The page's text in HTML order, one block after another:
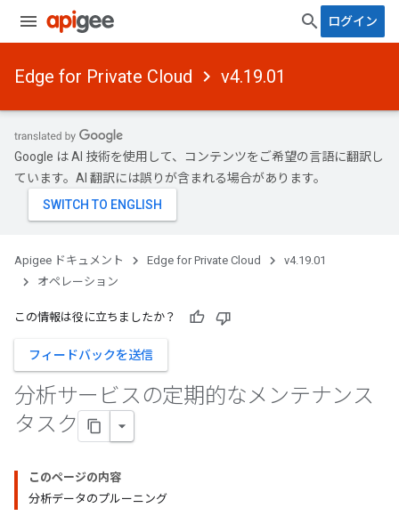
ログイン
Edge for Private Cloud v4.19.01
Google は AI 技術を使用して、コンテンツをご希望の言語に翻訳し
ています。AI 翻訳には誤りが含まれる場合があります。
Apigee ドキュメント Edge for Private Cloud
v4.19.01
オペレーション
この情報は役に立ちましたか？
フィードバックを送信
分析サービスの定期的なメンテナンス
タスク
このページの内容
分析データのプルーニング